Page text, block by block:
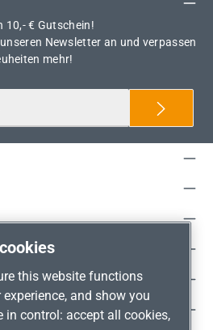
10,- € Gutschein!
Newsletter an und verpassen
mehr!
this website functions
and show you
in control: accept all cookies,